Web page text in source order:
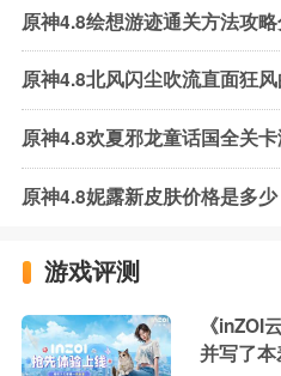
原神4.8绘想游迹通关方法攻
原神4.8欢夏邪龙童话国全关
游戏评测
《inZOI
并写了